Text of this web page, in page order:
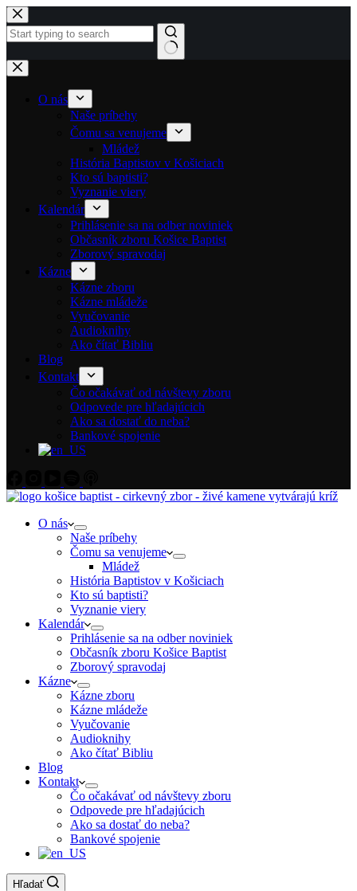
Skip to content
No results
O nás
Naše príbehy
Čomu sa venujeme
Mládež
História Baptistov v Košiciach
Kto sú baptisti?
Vyznanie viery
Kalendár
Prihlásenie sa na odber noviniek
Občasník zboru Košice Baptist
Zborový spravodaj
Kázne
Kázne zboru
Kázne mládeže
Vyučovanie
Audioknihy
Ako čítať Bibliu
Blog
Kontakt
Čo očakávať od návštevy zboru
Odpovede pre hľadajúcich
Ako sa dostať do neba?
Bankové spojenie
O nás
Naše príbehy
Čomu sa venujeme
Mládež
História Baptistov v Košiciach
Kto sú baptisti?
Vyznanie viery
Kalendár
Prihlásenie sa na odber noviniek
Občasník zboru Košice Baptist
Zborový spravodaj
Kázne
Kázne zboru
Kázne mládeže
Vyučovanie
Audioknihy
Ako čítať Bibliu
Blog
Kontakt
Čo očakávať od návštevy zboru
Odpovede pre hľadajúcich
Ako sa dostať do neba?
Bankové spojenie
Hľadať